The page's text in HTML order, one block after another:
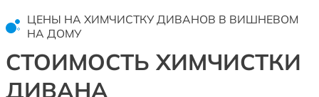
ЦЕНЫ НА ХИМЧИСТКУ ДИВАНОВ В ВИШНЕВОМ
НА ДОМУ
СТОИМОСТЬ ХИМЧИСТКИ
ДИВАНА